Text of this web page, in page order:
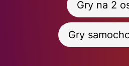
Gry na 2
Gry